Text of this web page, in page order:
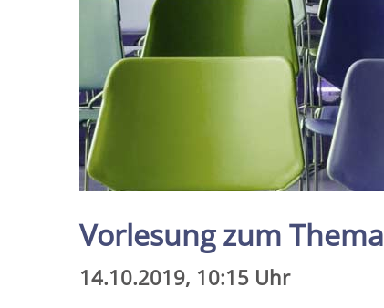
Vorlesung zum
14.10.2019, 10:15 Uhr